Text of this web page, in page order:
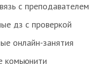
с преподавателем
дз с проверкой
онлайн-занятия
комьюнити